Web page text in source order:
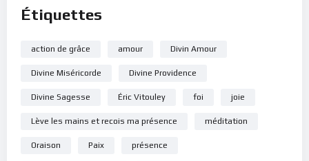
Étiquettes
action de grâce amour Divin Amour
Divine Miséricorde Divine Providence
Divine Sagesse Éric Vitouley foi joie
Lève les mains et recois ma présence méditation
Oraison Paix présence